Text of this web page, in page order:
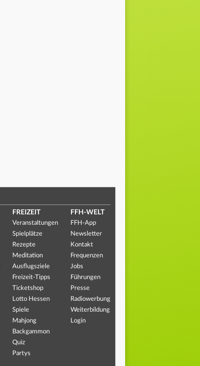
FREIZEIT
Veranstaltungen
Spielplätze
Rezepte
Meditation
Ausflugsziele
Freizeit-Tipps
Ticketshop
Lotto Hessen
Spiele
Mahjong
Backgammon
Quiz
Partys
FFH-WELT
FFH-App
Newsletter
Kontakt
Frequenzen
Jobs
Führungen
Presse
Radiowerbung
Weiterbildung
Login